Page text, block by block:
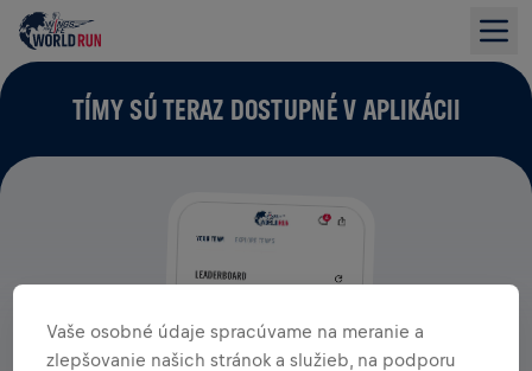
TÍMY SÚ TERAZ DOSTUPNÉ V APLIKÁCII
Vaše osobné údaje spracúvame na meranie a
zlepšovanie našich stránok a služieb, na podporu